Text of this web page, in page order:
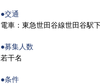
●交通
電車：東急世田谷線世田谷駅
●募集人数
若干名
●条件